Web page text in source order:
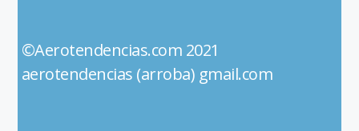
©Aerotendencias.com 2021
aerotendencias (arroba) gmail.com